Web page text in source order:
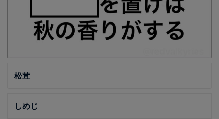
松茸
しめじ